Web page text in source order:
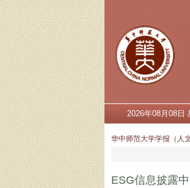
2026年08月08日
华中师范大学学报（人
ESG信息披露